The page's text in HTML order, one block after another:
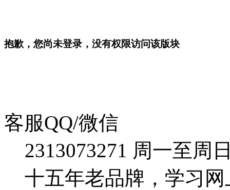
抱歉，您尚未登录，没有权限访问该版块
客服QQ/微信
2313073271 周一至周
十五年老品牌，学习